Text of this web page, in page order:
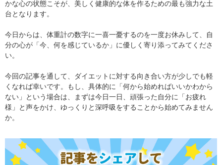
かな心の状態こそが、美しく健康的な体を作るための最も強力な土
台となります。
今日からは、体重計の数字に一喜一憂するのを一度お休みして、自
分の心が「今、何を感じているか」に優しく寄り添ってみてくださ
い。
今回の記事を通して、ダイエットに対する向き合い方が少しでも軽
くなれば幸いです。もし、具体的に「何から始めればいいかわから
ない」という場合は、まずは今日一日、頑張った自分に「お疲れ
様」と声をかけ、ゆっくりと深呼吸をすることから始めてみません
か。